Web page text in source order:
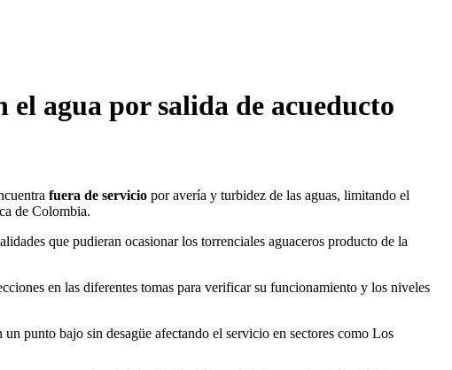
agua por salida de acueducto
fuera de servicio por avería y turbidez de las aguas, limitando el
de Colombia.
que pudieran ocasionar los torrenciales aguaceros producto de la
en las diferentes tomas para verificar su funcionamiento y los niveles
punto bajo sin desagüe afectando el servicio en sectores como Los